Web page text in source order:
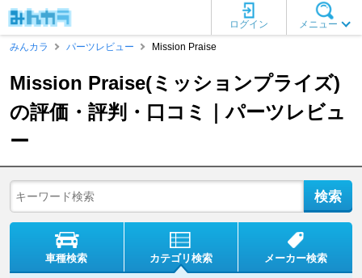
メニュー
ログイン
みんカラ
パーツレビュー Mission Praise
Mission Praise(ミッションプライズ)
の評価・評判・口コミ｜パーツレビュ
ー
車種検索 カテゴリ検索 メーカー検索